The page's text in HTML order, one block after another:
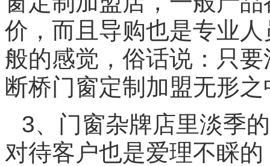
价，而且导购也是专业
般的感觉，俗话说：只
断桥门窗定制加盟无形
3、门窗杂牌店里淡季
对待客户也是爱理不睬